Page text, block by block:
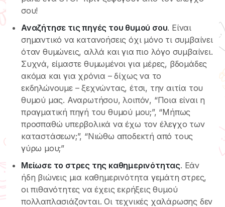
σου!
Αναζήτησε τις πηγές του θυμού σου. Είναι
σημαντικό να κατανοήσεις όχι μόνο τι συμβαίνει
όταν θυμώνεις, αλλά και για πιο λόγο συμβαίνει.
Συχνά, είμαστε θυμωμένοι για μέρες, βδομάδες
ακόμα και για χρόνια – δίχως να το
εκδηλώνουμε – ξεχνώντας, έτσι, την αιτία του
θυμού μας. Αναρωτήσου, λοιπόν, “Ποια είναι η
πραγματική πηγή του θυμού μου;”, “Μήπως
προσπαθώ υπερβολικά να έχω τον έλεγχο των
καταστάσεων;”, “Νιώθω αποδεκτή από τους
γύρω μου;”
Μείωσε το στρες της καθημερινότητας. Εάν
ήδη βιώνεις μια καθημερινότητα γεμάτη στρες,
οι πιθανότητες να έχεις εκρήξεις θυμού
πολλαπλασιάζονται. Οι τεχνικές χαλάρωσης δεν